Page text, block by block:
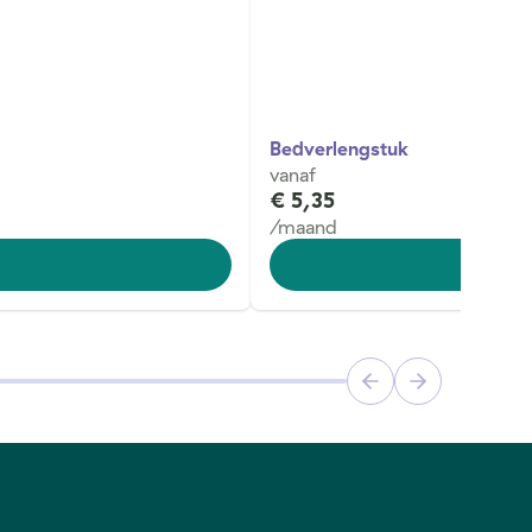
Bedverlengstuk
vanaf
€ 5,35
/maand